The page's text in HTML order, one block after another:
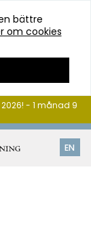
bättre
om cookies
EN
- 1 månad 9